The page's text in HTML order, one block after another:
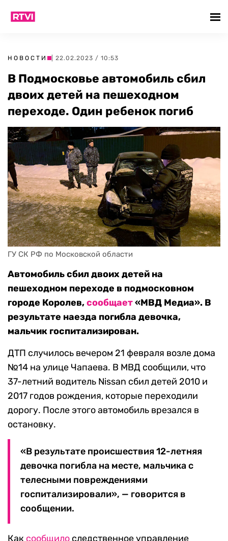
НОВОСТИ | 22.02.2023 / 10:53
В Подмосковье автомобиль сбил
двоих детей на пешеходном
переходе. Один ребенок погиб
ГУ СК РФ по Московской области
Автомобиль сбил двоих детей на
пешеходном переходе в подмосковном
городе Королев,сообщает«МВД Медиа». В
результате наезда погибла девочка,
мальчик госпитализирован.
ДТП случилось вечером 21 февраля возле дома
№14 на улице Чапаева. В МВД сообщили, что
37-летний водитель Nissan сбил детей 2010 и
2017 годов рождения, которые переходили
дорогу. После этого автомобиль врезался в
остановку.
«В результате происшествия 12-летняя
девочка погибла на месте, мальчика с
телесными повреждениями
госпитализировали», — говорится в
сообщении.
Как сообщило следственное управление